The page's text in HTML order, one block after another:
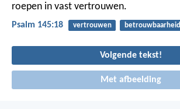
roepen in vast vertrouwen.
Psalm 145:18 vertrouwen betrouwbaarheid
Volgende tekst!
Met afbeelding